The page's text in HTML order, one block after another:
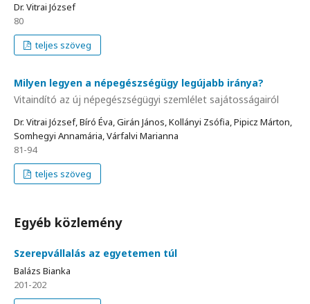
Dr. Vitrai József
80
teljes szöveg
Milyen legyen a népegészségügy legújabb iránya?
Vitaindító az új népegészségügyi szemlélet sajátosságairól
Dr. Vitrai József, Bíró Éva, Girán János, Kollányi Zsófia, Pipicz Márton,
Somhegyi Annamária, Várfalvi Marianna
81-94
teljes szöveg
Egyéb közlemény
Szerepvállalás az egyetemen túl
Balázs Bianka
201-202